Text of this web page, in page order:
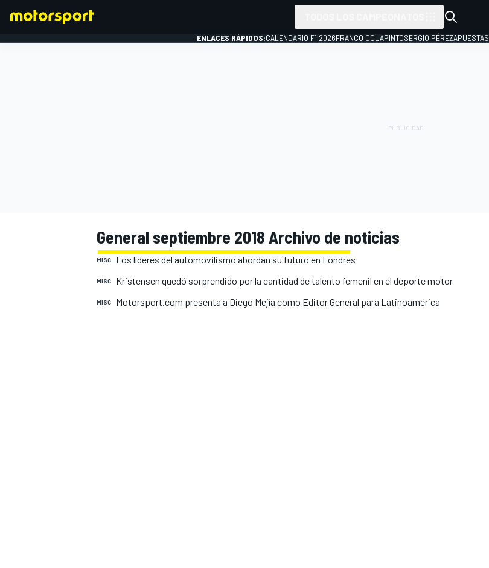
ENLACES RÁPIDOS:CALENDARIO F1 2026FRANCO COLAPINTOSERGIO PÉREZAPUESTAS
General septiembre 2018 Archivo de noticias
MISC Los líderes del automovilismo abordan su futuro en Londres
MISC Kristensen quedó sorprendido por la cantidad de talento femenil en el deporte motor
MISC Motorsport.com presenta a Diego Mejía como Editor General para Latinoamérica